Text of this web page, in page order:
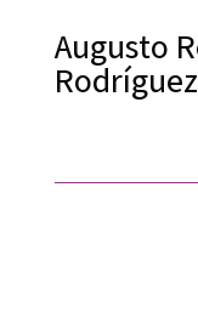
Augusto